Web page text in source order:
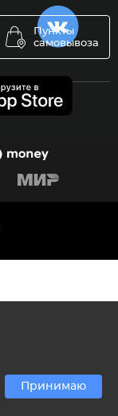
Пункты
самовывоза
Принимаю